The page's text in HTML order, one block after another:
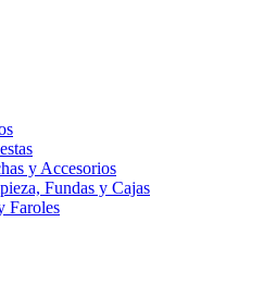
y Accesorios
Fundas y Cajas
Faroles